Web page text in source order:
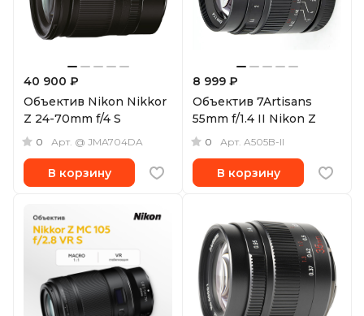
40 900 ₽
Объектив Nikon Nikkor
Z 24-70mm f/4 S
0 Арт. @ JMA704DA
В корзину
8 999 ₽
Объектив 7Artisans
55mm f/1.4 II Nikon Z
0 Арт. A505B-II
В корзину